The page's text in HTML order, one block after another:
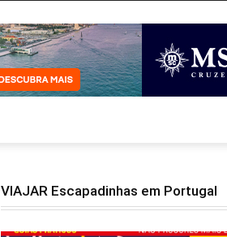
VIAJAR Escapadinhas em Portugal